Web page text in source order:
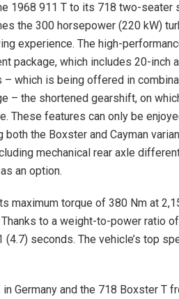
1968 911 T to its 718 two-seater
the 300 horsepower (220 kW)
experience. The high-
package, which includes 20-inch
which is being offered in
– the shortened gearshift, on
These features can only be
the Boxster and Cayman
mechanical rear axle
an option.
maximum torque of 380 Nm at
to a weight-to-power ratio
seconds. The vehicle’s top
Germany and the 718 Boxster T